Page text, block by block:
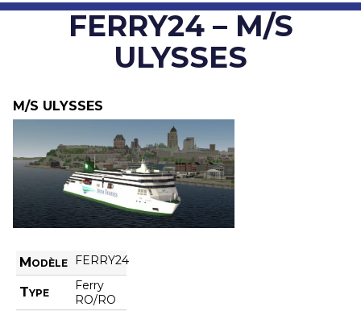
FERRY24 – M/S
ULYSSES
M/S ULYSSES
Modèle FERRY24
Type
Ferry
RO/RO